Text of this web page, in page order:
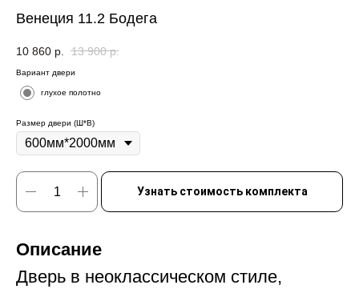
Венеция 11.2 Бодега
10 860 р. 13 900 р.
Вариант двери
глухое полотно
Размер двери (Ш*В)
Узнать стоимость комплекта
Описание
Дверь в неоклассическом стиле,